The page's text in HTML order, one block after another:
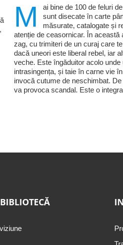
M
ai bine de 100 de feluri
sunt disecate în carte
măsurate, catalogate și
atenție de ceasornicar. În această
zag, cu trimiteri de un curaj care
dacă uneori este liberal rebel, iar
veche. Este îngăduitor acolo unde
intrasingența, și taie în carne vie
invocă cutume de neschimbat.
va provoca scandal. Este o